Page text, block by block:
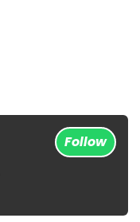
Follow